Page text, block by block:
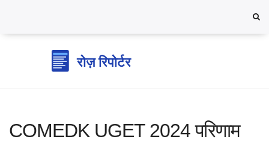
COMEDK UGET 2024 परिणाम